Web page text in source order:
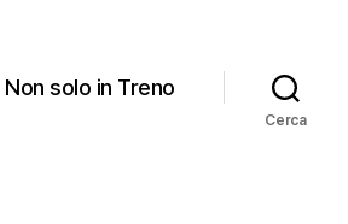
Non solo in Treno
Cerca